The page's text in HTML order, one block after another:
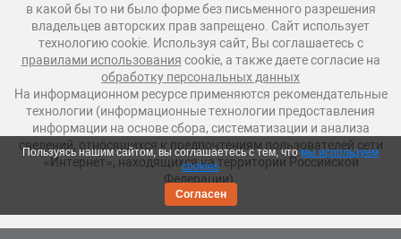
в какой бы то ни было форме без письменного разрешения
владельцев авторских прав запрещено. Сайт использует
технологию cookie. Используя сайт, Вы соглашаетесь с
правилами использования cookie, а также даете согласие на
обработку персональных данных
На информационном ресурсе применяются рекомендательные
технологии (информационные технологии предоставления
информации на основе сбора, систематизации и анализа
сведений, относящихся к предпочтениям пользователей сети
«Интернет», находящихся на территории Российской
Федерации).
Пользуясь нашим сайтом, вы соглашаетесь с тем, чтомы используем
cookies
Согласен